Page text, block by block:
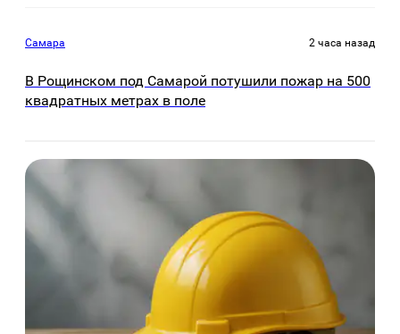
Самара 2 часа назад
В Рощинском под Самарой потушили пожар на 500
квадратных метрах в поле